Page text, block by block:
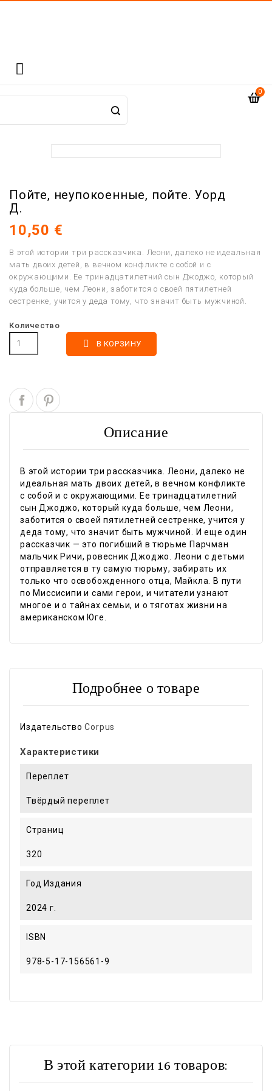

0
Пойте, неупокоенные, пойте. Уорд
Д.
10,50 €
В этой истории три рассказчика. Леони, далеко не идеальная
мать двоих детей, в вечном конфликте с собой и с
окружающими. Ее тринадцатилетний сын Джоджо, который
куда больше, чем Леони, заботится о своей пятилетней
сестренке, учится у деда тому, что значит быть мужчиной.
Количество
 В КОРЗИНУ
Описание
В этой истории три рассказчика. Леони, далеко не
идеальная мать двоих детей, в вечном конфликте
с собой и с окружающими. Ее тринадцатилетний
сын Джоджо, который куда больше, чем Леони,
заботится о своей пятилетней сестренке, учится у
деда тому, что значит быть мужчиной. И еще один
рассказчик — это погибший в тюрьме Парчман
мальчик Ричи, ровесник Джоджо. Леони с детьми
отправляется в ту самую тюрьму, забирать их
только что освобожденного отца, Майкла. В пути
по Миссисипи и сами герои, и читатели узнают
многое и о тайнах семьи, и о тяготах жизни на
американском Юге.
Подробнее о товаре
Издательство Corpus
Характеристики
Переплет
Твёрдый переплет
Страниц
320
Год Издания
2024 г.
ISBN
978-5-17-156561-9
В этой категории 16 товаров: